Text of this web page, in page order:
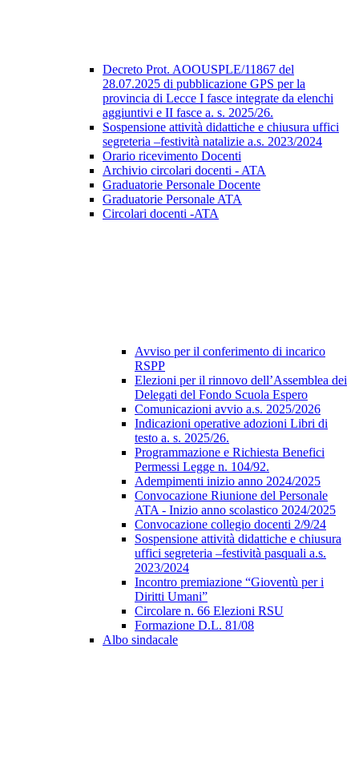
Decreto Prot. AOOUSPLE/11867 del
28.07.2025 di pubblicazione GPS per la
provincia di Lecce I fasce integrate da elenchi
aggiuntivi e II fasce a. s. 2025/26.
Sospensione attività didattiche e chiusura uffici
segreteria –festività natalizie a.s. 2023/2024
Orario ricevimento Docenti
Archivio circolari docenti - ATA
Graduatorie Personale Docente
Graduatorie Personale ATA
Circolari docenti -ATA
Avviso per il conferimento di incarico
RSPP
Elezioni per il rinnovo dell’Assemblea dei
Delegati del Fondo Scuola Espero
Comunicazioni avvio a.s. 2025/2026
Indicazioni operative adozioni Libri di
testo a. s. 2025/26.
Programmazione e Richiesta Benefici
Permessi Legge n. 104/92.
Adempimenti inizio anno 2024/2025
Convocazione Riunione del Personale
ATA - Inizio anno scolastico 2024/2025
Convocazione collegio docenti 2/9/24
Sospensione attività didattiche e chiusura
uffici segreteria –festività pasquali a.s.
2023/2024
Incontro premiazione “Gioventù per i
Diritti Umani”
Circolare n. 66 Elezioni RSU
Formazione D.L. 81/08
Albo sindacale